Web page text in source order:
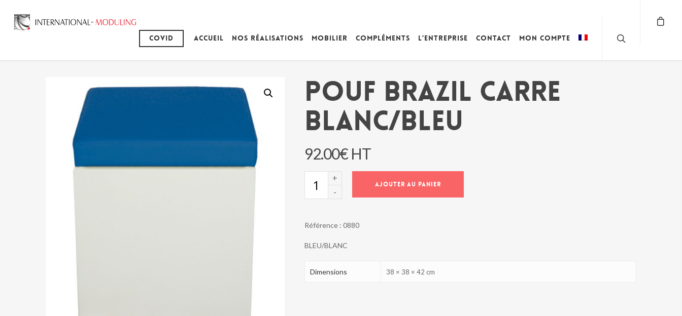
Covid Accueil Nos réalisations Mobilier Compléments L’entreprise Contact Mon compte
POUF BRAZIL CARRE
BLANC/BLEU
92.00€ HT
BLANC/BLEU
AJOUTER AU PANIER
Référence : 0880
BLEU/BLANC
Dimensions 38 × 38 × 42 cm